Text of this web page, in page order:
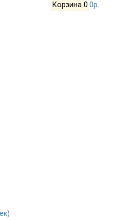
Корзина 0 0р.